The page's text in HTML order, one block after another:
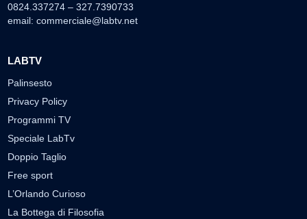
0824.337274 – 327.7390733
email: commerciale@labtv.net
LABTV
Palinsesto
Privacy Policy
Programmi TV
Speciale LabTv
Doppio Taglio
Free sport
L’Orlando Curioso
La Bottega di Filosofia